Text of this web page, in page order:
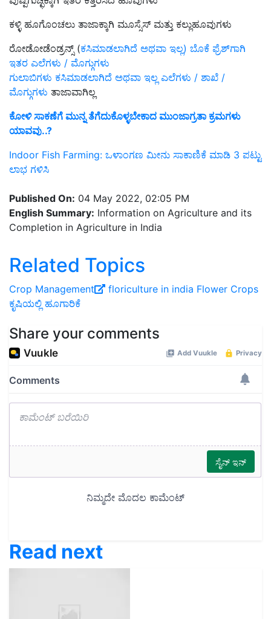
ಕಳ್ಳಿ ಹೂಗೊಂಚಲು ತಾಜಾಕ್ಕಾಗಿ ಮೂಸ್ಸೆಸ್ ಮತ್ತು ಕಲ್ಲುಹೂವುಗಳು
ರೋಡೋಡೆಂಡ್ರನ್ಸ್ (ಕಸಿಮಾಡಲಾಗಿದೆ ಅಥವಾ ಇಲ್ಲ) ಬೊಕೆ ಫ್ರೆಶ್‌ಗಾಗಿ
ಇತರ ಎಲೆಗಳು / ಮೊಗ್ಗುಗಳು
ಗುಲಾಬಿಗಳು ಕಸಿಮಾಡಲಾಗಿದೆ ಅಥವಾ ಇಲ್ಲ ಎಲೆಗಳು / ಶಾಖೆ /
ಮೊಗ್ಗುಗಳು ತಾಜಾವಾಗಿಲ್ಲ
ಕೋಳಿ ಸಾಕಣೆಗೆ ಮುನ್ನ ತೆಗೆದುಕೊಳ್ಳಬೇಕಾದ ಮುಂಜಾಗ್ರತಾ ಕ್ರಮಗಳು
ಯಾವವು..?
Indoor Fish Farming: ಒಳಾಂಗಣ ಮೀನು ಸಾಕಾಣಿಕೆ ಮಾಡಿ 3 ಪಟ್ಟು
ಲಾಭ ಗಳಿಸಿ
Published On: 04 May 2022, 02:05 PM
English Summary: Information on Agriculture and its
Completion in Agriculture in India
Related Topics
Crop Management floriculture in india Flower Crops
ಕೃಷಿಯಲ್ಲಿ ಹೂಗಾರಿಕೆ
Share your comments
Read next